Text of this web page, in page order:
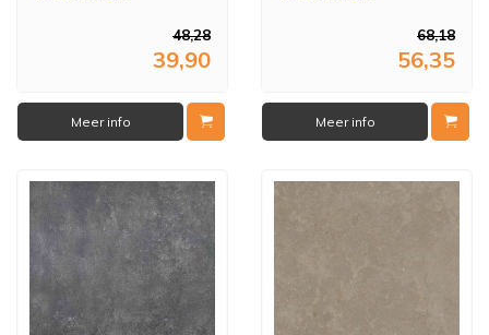
48,28
39,90
Meer info
68,18
56,35
Meer info